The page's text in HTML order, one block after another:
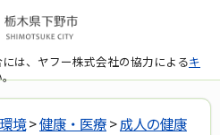
は、ヤフー株式会社の協力によるキ
境>健康・医療>成人の健康